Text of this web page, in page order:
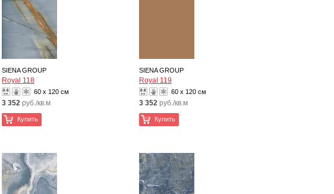
SIENA GROUP
Royal 118
60 x 120 см
3 352 руб./кв.м
Купить
SIENA GROUP
Royal 119
60 x 120 см
3 352 руб./кв.м
Купить